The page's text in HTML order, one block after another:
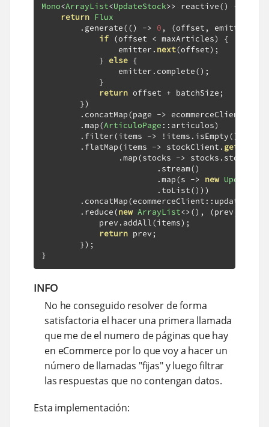
Mono<ArrayList<UpdateStock>> reactive()
{
return Flux
. generate(() -> 0 , (offset , emitter
if (offset < maxArticles)
{
                emitter
. next(offset);
} else {
                emitter
. complete();
}
return offset + batchSize ;
})
. concatMap(page -> ecommerceClient
.map(ArticuloPage :: articulos)
. filter(items -> ! items . isEmpty())
. flatMap(items -> stockClient . get
.map(stocks -> stocks . stocks
. stream()
.map(s -> new
. toList()))
. concatMap(ecommerceClient :: update
. reduce(new ArrayList<>(), (prev
            prev
. addAll(items);
return prev ;
});
}
INFO
No he conseguido resolver de forma
satisfactoria el hacer una primera llamada
que me de el numero de páginas que hay
en eCommerce por lo que voy a hacer un
número de llamadas "fijas" y luego filtrar
las respuestas que no contengan datos.
Esta implementación: